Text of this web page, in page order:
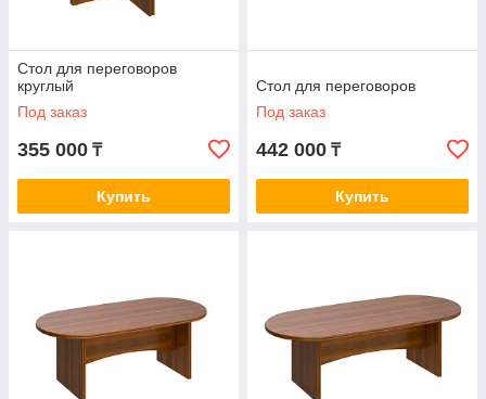
Стол для переговоров
круглый
Под заказ
355 000 ₸
Купить
Стол для переговоров
Под заказ
442 000 ₸
Купить